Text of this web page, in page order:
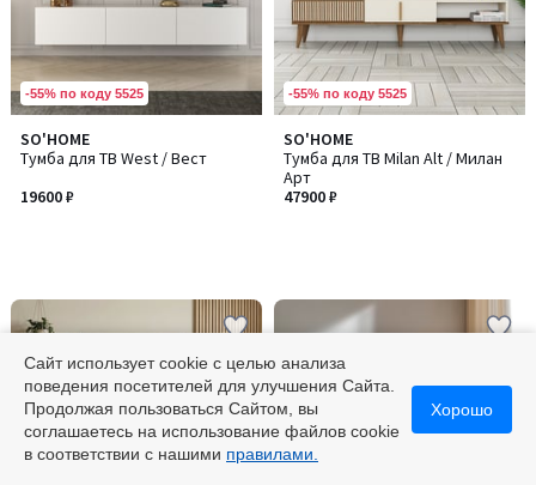
-55% по коду 5525
SO'HOME
Тумба для ТВ West / Вест
19600 ₽
-55% по коду 5525
SO'HOME
Тумба для ТВ Milan Alt / Милан
Арт
47900 ₽
Сайт использует cookie с целью анализа
поведения посетителей для улучшения Сайта.
Продолжая пользоваться Сайтом, вы
соглашаетесь на использование файлов cookie
в соответствии с нашими правилами.
Хорошо